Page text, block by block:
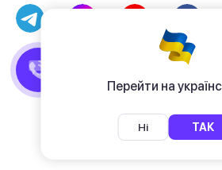
Перейти на
Ні ТАК
Договор публичной
Политика